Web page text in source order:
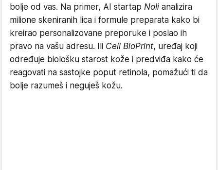
bolje od vas. Na primer, AI startap Noli analizira
milione skeniranih lica i formule preparata kako bi
kreirao personalizovane preporuke i poslao ih
pravo na vašu adresu. Ili Cell BioPrint, uređaj koji
određuje biološku starost kože i predviđa kako će
reagovati na sastojke poput retinola, pomažući ti da
bolje razumeš i neguješ kožu.